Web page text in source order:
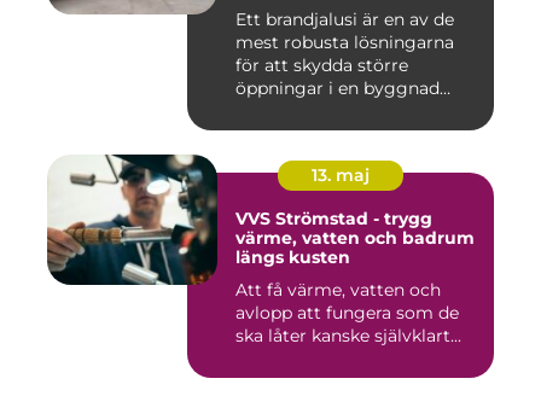
Ett brandjalusi är en av de
mest robusta lösningarna
för att skydda större
öppningar i en byggnad
13. maj
VVS Strömstad - trygg
värme, vatten och badrum
längs kusten
Att få värme, vatten och
avlopp att fungera som de
ska låter kanske självklart...